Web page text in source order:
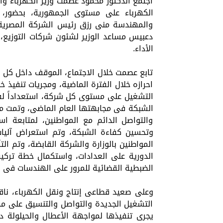
الكهرباء على مستوى الجمهورية،
والمهندسة منى رزق رئيس الشركة المصرية
دعبيس مساعد الوزير لشئون شركات
الأداء.
تابع عصمت خلال الاجتماع، الموقف داخل
احرازه خلال الفترة الماضية، ومجريات
التشغيل على مستوى كل شركة، استعداداً
الشبكة فى مجابهتها العام الماضى، وتمت
والتواصل الدائم مع المواطنين، لمتابعة
وتحسين كفاءة الشبكة، وتم استعراض
المواطنين بالوزارة والشركة القابضة، وتم
الدورية على العدادات، واستكمال خطة
الضبطية القضائية للمرور على الهندسات فى
وعلى صعيد قطاعى إنتاج ونقل الكهرباء،
التشغيل الجديدة والتواصل والتنسيق على
يجرى تنفيذها لمواجهة الأعطال